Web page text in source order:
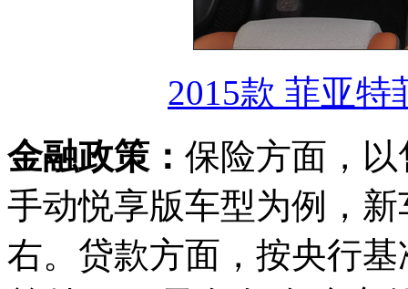
2015款 菲亚特
金融政策： 保险方面，以
手动悦享版车型为例，
右。贷款方面，按央行